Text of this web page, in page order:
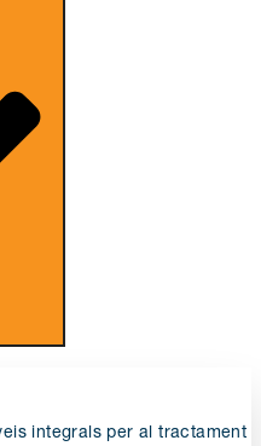
integrals per al tractament